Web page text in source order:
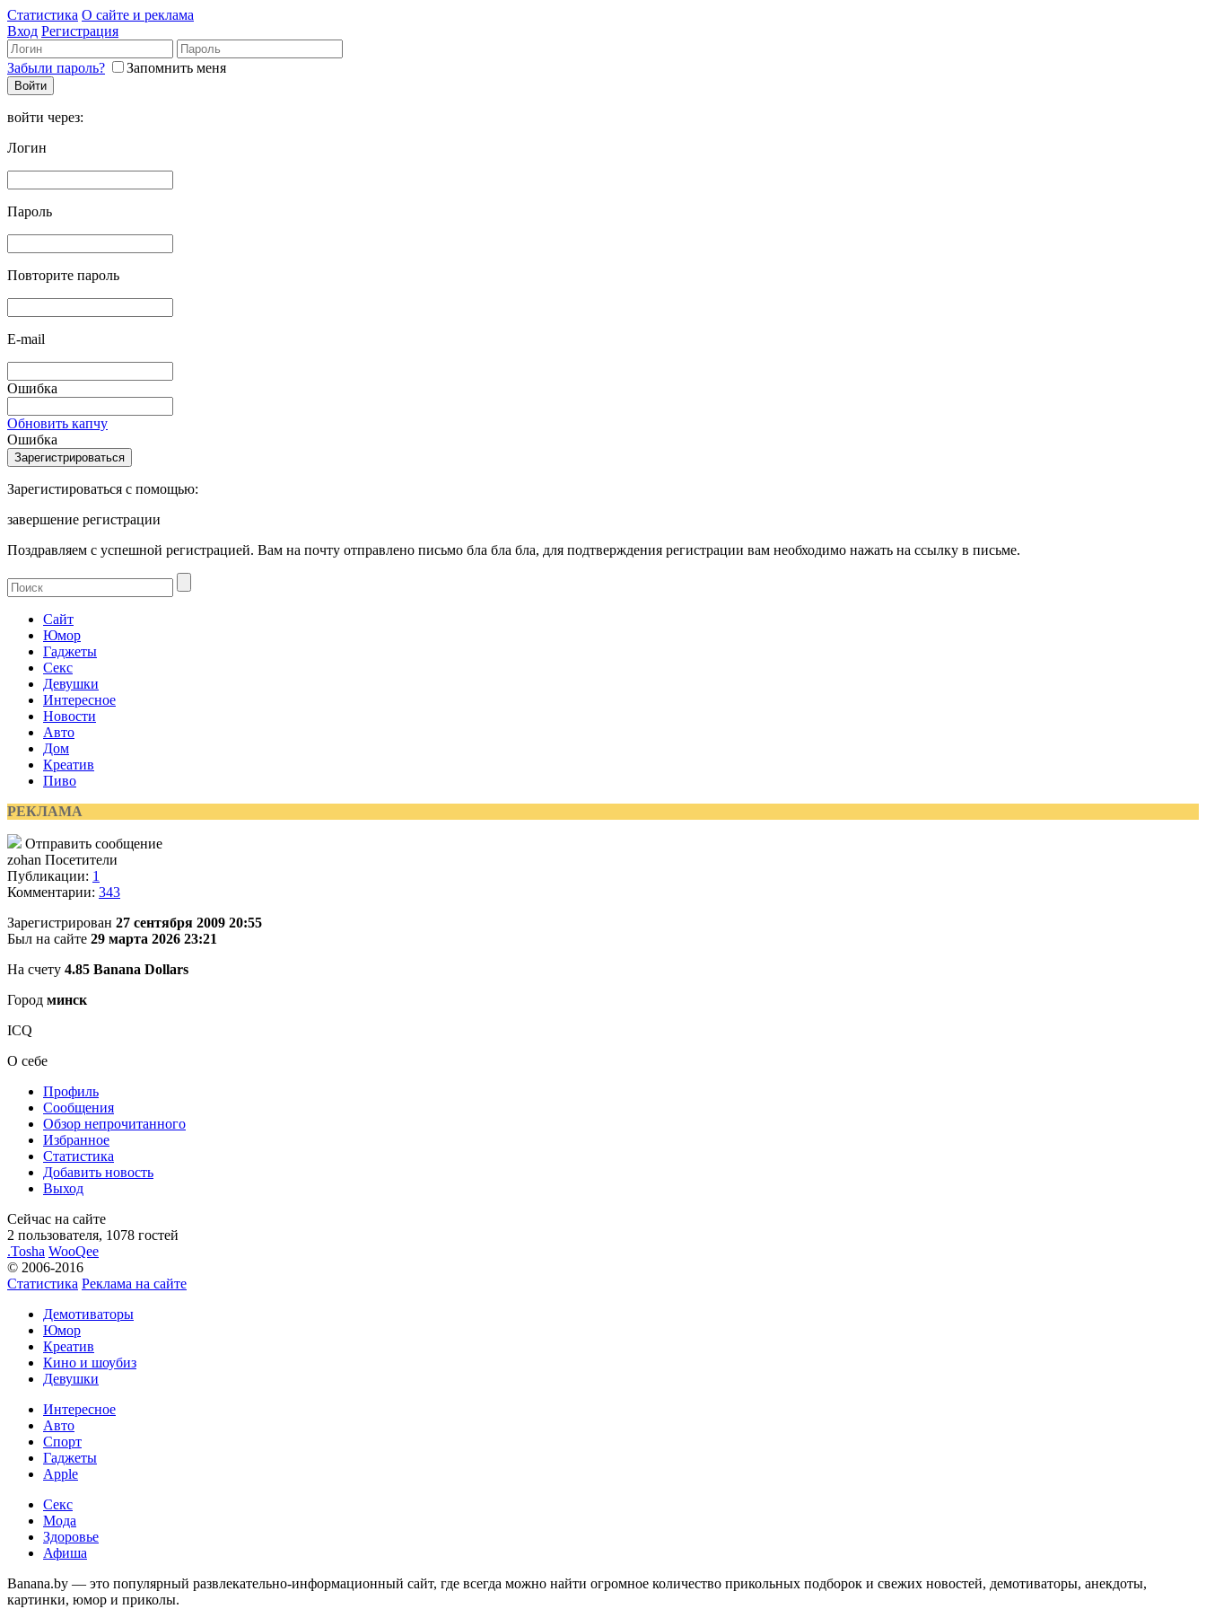
Статистика О сайте и реклама
Вход Регистрация
Забыли пароль? Запомнить меня
войти через:
Логин
Пароль
Повторите пароль
E-mail
Ошибка
Обновить капчу
Ошибка
Зарегистироваться с помощью:
завершение регистрации
Поздравляем с успешной регистрацией. Вам на почту отправлено письмо бла бла бла, для подтверждения регистрации вам необходимо нажать на ссылку в письме.
Сайт
Юмор
Гаджеты
Секс
Девушки
Интересное
Новости
Авто
Дом
Креатив
Пиво
РЕКЛАМА
Отправить сообщение
zohan Посетители
Публикации: 1
Комментарии: 343
Зарегистрирован 27 сентября 2009 20:55
Был на сайте 29 марта 2026 23:21
На счету 4.85 Banana Dollars
Город минск
ICQ
О себе
Профиль
Сообщения
Обзор непрочитанного
Избранное
Статистика
Добавить новость
Выход
Сейчас на сайте
2 пользователя, 1078 гостей
.Tosha WooQee
© 2006-2016
Статистика Реклама на сайте
Демотиваторы
Юмор
Креатив
Кино и шоубиз
Девушки
Интересное
Авто
Спорт
Гаджеты
Apple
Секс
Мода
Здоровье
Афиша
Banana.by — это популярный развлекательно-информационный сайт, где всегда можно найти огромное количество прикольных подборок и свежих новостей, демотиваторы, анекдоты,
картинки, юмор и приколы.